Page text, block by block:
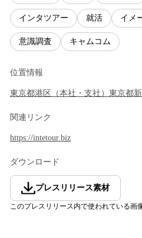
インタツアー 就活 イメ
意識調査 キャムコム
位置情報
東京都港区 （本社・支社 ） 東京都
関連リンク
https://intetour.biz
ダウンロード
プレスリリース素材
このプレスリリース内で使われている画